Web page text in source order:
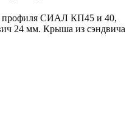
профиля СИАЛ КП45 и 40,
24 мм. Крыша из сэндвича